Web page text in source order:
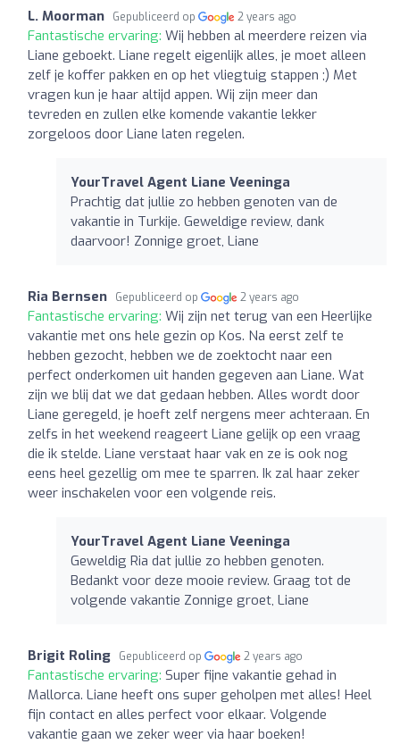
L. Moorman Gepubliceerd op 2 years ago
Fantastische ervaring: Wij hebben al meerdere reizen via
Liane geboekt. Liane regelt eigenlijk alles, je moet alleen
zelf je koffer pakken en op het vliegtuig stappen ;) Met
vragen kun je haar altijd appen. Wij zijn meer dan
tevreden en zullen elke komende vakantie lekker
zorgeloos door Liane laten regelen.
YourTravel Agent Liane Veeninga
Prachtig dat jullie zo hebben genoten van de
vakantie in Turkije. Geweldige review, dank
daarvoor! Zonnige groet, Liane
Ria Bernsen Gepubliceerd op 2 years ago
Fantastische ervaring: Wij zijn net terug van een Heerlijke
vakantie met ons hele gezin op Kos. Na eerst zelf te
hebben gezocht, hebben we de zoektocht naar een
perfect onderkomen uit handen gegeven aan Liane. Wat
zijn we blij dat we dat gedaan hebben. Alles wordt door
Liane geregeld, je hoeft zelf nergens meer achteraan. En
zelfs in het weekend reageert Liane gelijk op een vraag
die ik stelde. Liane verstaat haar vak en ze is ook nog
eens heel gezellig om mee te sparren. Ik zal haar zeker
weer inschakelen voor een volgende reis.
YourTravel Agent Liane Veeninga
Geweldig Ria dat jullie zo hebben genoten.
Bedankt voor deze mooie review. Graag tot de
volgende vakantie Zonnige groet, Liane
Brigit Roling Gepubliceerd op 2 years ago
Fantastische ervaring: Super fijne vakantie gehad in
Mallorca. Liane heeft ons super geholpen met alles! Heel
fijn contact en alles perfect voor elkaar. Volgende
vakantie gaan we zeker weer via haar boeken!